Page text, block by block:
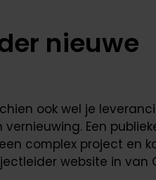
nieuwe
ook wel je
Een
complex project en
website in van